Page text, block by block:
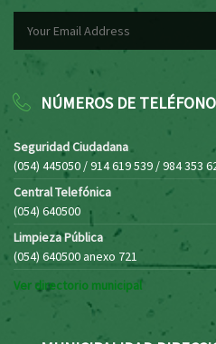
NÚMEROS DE TELÉFONO
Seguridad Ciudadana
(054) 445050 / 914 619 539 / 984 353
Central Telefónica
(054) 640500
Limpieza Pública
(054) 640500 anexo 721
Ver directorio municipal